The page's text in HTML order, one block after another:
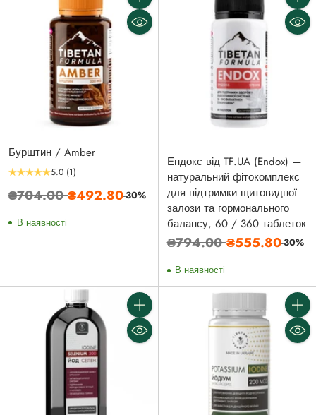
Кількість
Бурштин / Amber
5.0 (1)
Звичайна
₴704.00₴492.80-30%
В наявності
Ендокс від TF.UA (Endox) —
натуральний фітокомплекс
для підтримки щитовидної
залози та гормонального
балансу, 60 / 360 таблеток
Звичайна
₴794.00₴555.80-30%
В наявності
Кількість